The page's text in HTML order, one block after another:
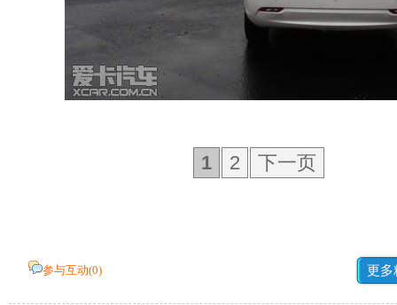
1 2 下一页
参与互动(0) 更多